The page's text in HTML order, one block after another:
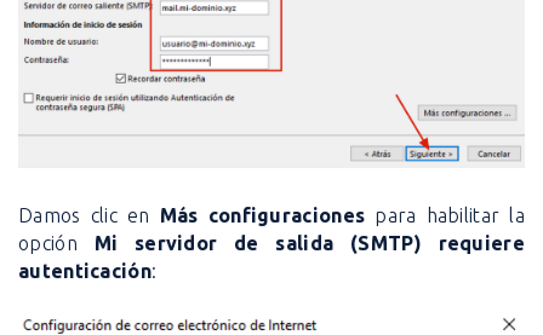
Damos clic en Más configuraciones para habilitar la
opción Mi servidor de salida (SMTP) requiere
autenticación: